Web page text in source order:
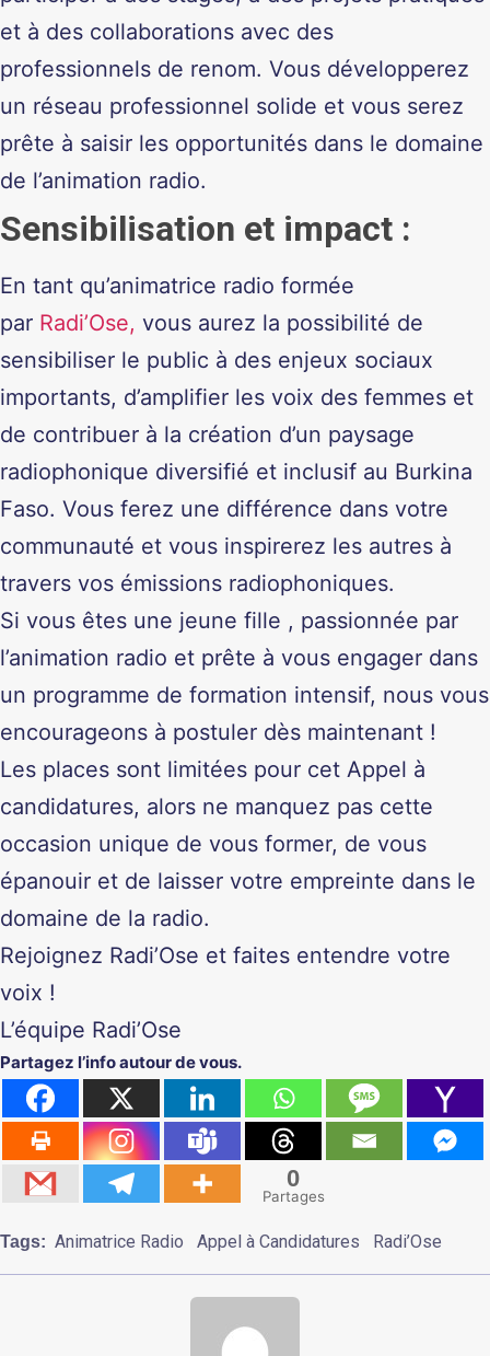
et à des collaborations avec des
professionnels de renom. Vous développerez
un réseau professionnel solide et vous serez
prête à saisir les opportunités dans le domaine
de l’animation radio.
Sensibilisation et impact :
En tant qu’animatrice radio formée
par Radi’Ose, vous aurez la possibilité de
sensibiliser le public à des enjeux sociaux
importants, d’amplifier les voix des femmes et
de contribuer à la création d’un paysage
radiophonique diversifié et inclusif au Burkina
Faso. Vous ferez une différence dans votre
communauté et vous inspirerez les autres à
travers vos émissions radiophoniques.
Si vous êtes une jeune fille , passionnée par
l’animation radio et prête à vous engager dans
un programme de formation intensif, nous vous
encourageons à postuler dès maintenant !
Les places sont limitées pour cet Appel à
candidatures, alors ne manquez pas cette
occasion unique de vous former, de vous
épanouir et de laisser votre empreinte dans le
domaine de la radio.
Rejoignez Radi’Ose et faites entendre votre
voix !
L’équipe Radi’Ose
Partagez l’info autour de vous.
0
Partages
Tags: Animatrice Radio Appel à Candidatures Radi’Ose